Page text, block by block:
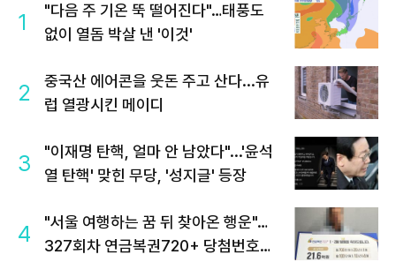
1
"다음 주 기온 뚝 떨어진다"…태풍도
없이 열돔 박살 낸 '이것'
2
중국산 에어콘을 웃돈 주고 산다...유
럽 열광시킨 메이디
3
"이재명 탄핵, 얼마 안 남았다"...'윤석
열 탄핵' 맞힌 무당, '성지글' 등장
4
"서울 여행하는 꿈 뒤 찾아온 행운"…
327회차 연금복권720+ 당첨번호조